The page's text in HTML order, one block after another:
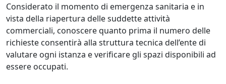
Considerato il momento di emergenza sanitaria e in
vista della riapertura delle suddette attività
commerciali, conoscere quanto prima il numero delle
richieste consentirà alla struttura tecnica dell’ente di
valutare ogni istanza e verificare gli spazi disponibili ad
essere occupati.